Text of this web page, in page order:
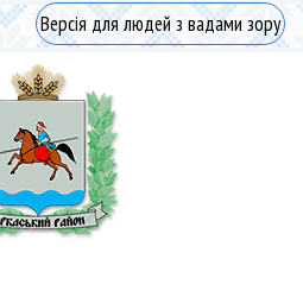
Версія для людей з вадами зору